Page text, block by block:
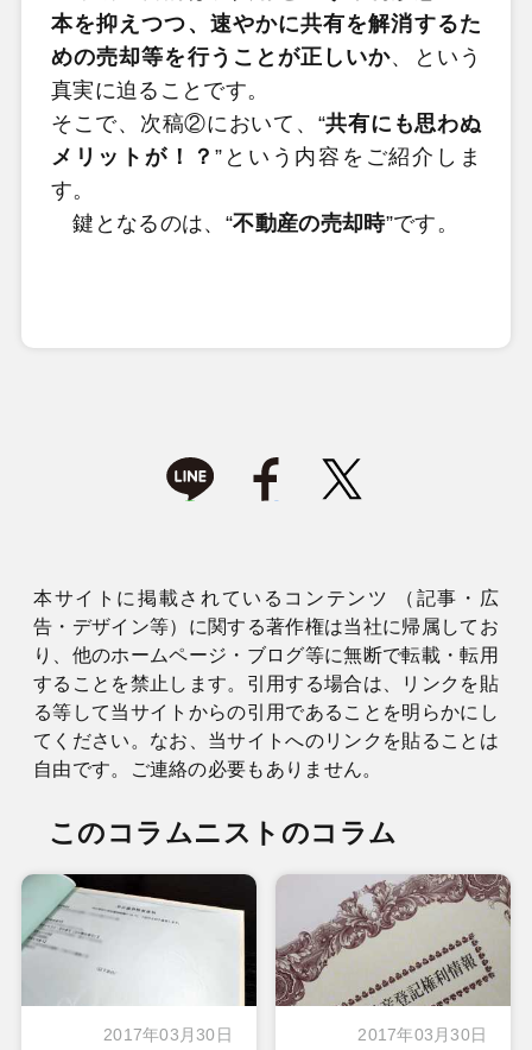
本を抑えつつ、速やかに共有を解消するた
めの売却等を行うことが正しいか、という
真実に迫ることです。
そこで、次稿②において、“共有にも思わぬ
メリットが！？”という内容をご紹介しま
す。
鍵となるのは、“不動産の売却時”です。
本サイトに掲載されているコンテンツ （記事・広
告・デザイン等）に関する著作権は当社に帰属してお
り、他のホームページ・ブログ等に無断で転載・転用
することを禁止します。引用する場合は、リンクを貼
る等して当サイトからの引用であることを明らかにし
てください。なお、当サイトへのリンクを貼ることは
自由です。ご連絡の必要もありません。
このコラムニストのコラム
2017年03月30日 2017年03月30日